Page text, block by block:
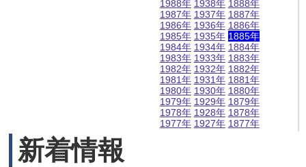
1988年
1987年
1986年
1985年
1984年
1983年
1982年
1981年
1980年
1979年
1978年
1977年
1938年
1937年
1936年
1935年
1934年
1933年
1932年
1931年
1930年
1929年
1928年
1927年
1888年
1887年
1886年
1885年
1884年
1883年
1882年
1881年
1880年
1879年
1878年
1877年
新着情報